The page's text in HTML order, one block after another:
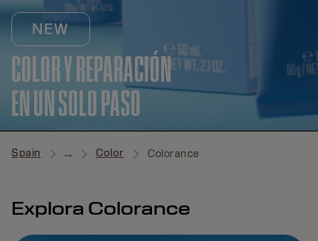
NEW
COLOR Y REPARACIÓN
EN UN SOLO PASO
Spain ... Color Colorance
Explora Colorance